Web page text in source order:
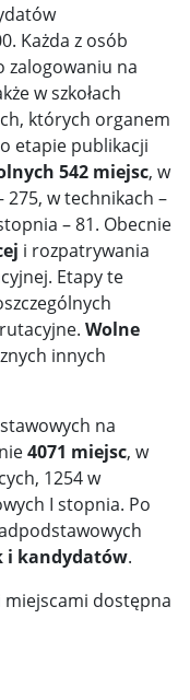
Każda z osób
zalogowaniu na
w szkołach
których organem
etapie publikacji
542 miejsc, w
275, w technikach –
– 81. Obecnie
i rozpatrywania
Etapy te
Wolne
innych
na
4071 miejsc, w
1254 w
I stopnia. Po
i kandydatów.
miejscami dostępna